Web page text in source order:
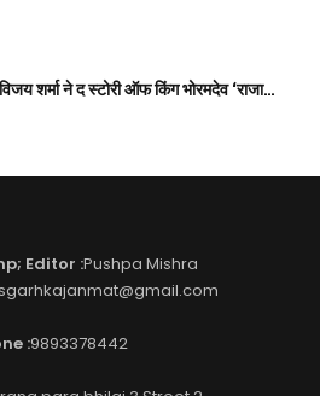
शर्मा ने द स्टोरी ऑफ किंग भोरमदेव ‘राजा…
Editor :Pushpa Mishra
:9893378442